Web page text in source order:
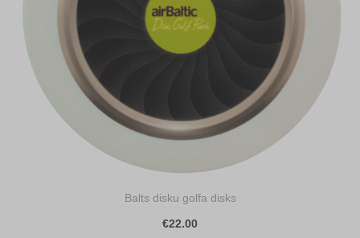
Balts disku golfa disks
€22.00